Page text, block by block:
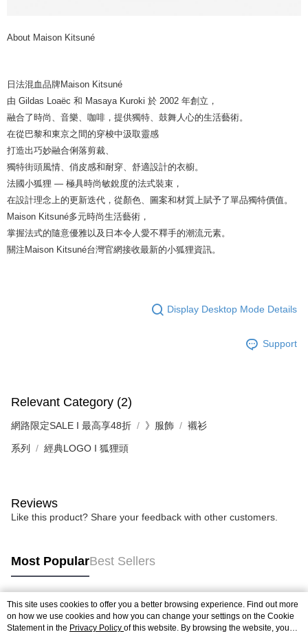
About Maison Kitsuné
日法混血品牌Maison Kitsuné
由 Gildas Loaëc 和 Masaya Kuroki 於 2002 年創立，
融合了時尚、音樂、咖啡，提供獨特、鼓舞人心的生活藝術。
在從巴黎和東京之間的穿梭中汲取靈感
打造出巧妙融合俐落剪裁、
獨特街頭風情、俏皮感和耐穿、舒適設計的衣櫥。
法國小狐狸 — 極具時尚敏銳度的法式裝束，
在設計理念上的更新迭代，從顏色、圖案和材質上賦予了單品獨特價值。
Maison Kitsuné多元時尚生活藝術，
掌握法式的隨意優雅以及日本令人愛不釋手的潮流元素。
關注Maison Kitsuné台灣官網接收最新的小狐狸資訊。
Display Desktop Mode Details
Support
Relevant Category (2)
網路限定SALE I 最高享48折 》服飾 襯衫
系列 經典LOGO I 狐狸頭
Reviews
Like this product? Share your feedback with other customers.
Most PopularBest Sellers
Popular Tags
This site uses cookies to offer you a better browsing experience. Find out more
on how we use cookies and how you can change your settings on the Cookie
Statement in the Privacy Policy of this website. By browsing the website, you